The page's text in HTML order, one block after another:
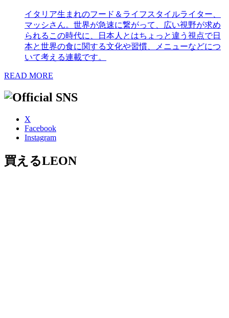
イタリア生まれのフード＆ライフスタイルライター、
マッシさん。世界が急速に繋がって、広い視野が求め
られるこの時代に、日本人とはちょっと違う視点で日
本と世界の食に関する文化や習慣、メニューなどにつ
いて考える連載です。
READ MORE
X
Facebook
Instagram
買えるLEON